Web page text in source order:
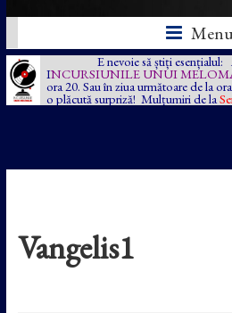
E nevoie să știți
INCURSIUNILE UNUI
ora 20. Sau în ziua următoare de la
o plăcută surpriză! Mulțumiri de la
Vangelis1